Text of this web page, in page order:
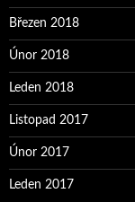
Březen 2018
Únor 2018
Leden 2018
Listopad 2017
Únor 2017
Leden 2017